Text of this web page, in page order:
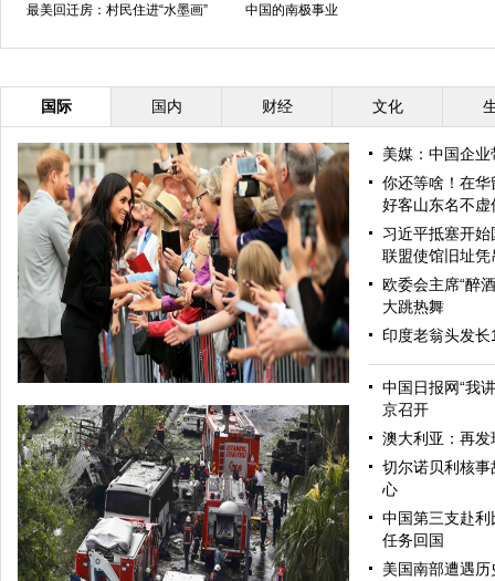
最美回迁房：村民住进“水墨画” 中国的南极事业
国际 国内 财经 文化
美媒：中国企
你还等啥！在
好客山东名不虚
习近平抵塞开
联盟使馆旧址凭
欧委会主席“醉
大跳热舞
印度老翁头发
中国日报网“我
京召开
澳大利亚：再
切尔诺贝利核
心
中国第三支赴
任务回国
美国南部遭遇